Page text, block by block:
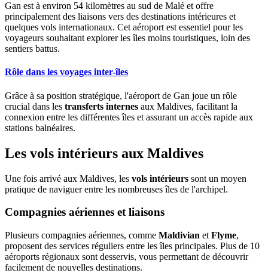
Gan est à environ 54 kilomètres au sud de Malé et offre
principalement des liaisons vers des destinations intérieures et
quelques vols internationaux. Cet aéroport est essentiel pour les
voyageurs souhaitant explorer les îles moins touristiques, loin des
sentiers battus.
Rôle dans les voyages inter-îles
Grâce à sa position stratégique, l'aéroport de Gan joue un rôle
crucial dans les transferts internes aux Maldives, facilitant la
connexion entre les différentes îles et assurant un accès rapide aux
stations balnéaires.
Les vols intérieurs aux Maldives
Une fois arrivé aux Maldives, les vols intérieurs sont un moyen
pratique de naviguer entre les nombreuses îles de l'archipel.
Compagnies aériennes et liaisons
Plusieurs compagnies aériennes, comme Maldivian et Flyme,
proposent des services réguliers entre les îles principales. Plus de 10
aéroports régionaux sont desservis, vous permettant de découvrir
facilement de nouvelles destinations.